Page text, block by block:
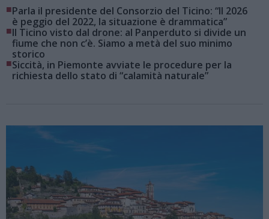
■Parla il presidente del Consorzio del Ticino: “Il 2026
è peggio del 2022, la situazione è drammatica”
■Il Ticino visto dal drone: al Panperduto si divide un
fiume che non c’è. Siamo a metà del suo minimo
storico
■Siccità, in Piemonte avviate le procedure per la
richiesta dello stato di “calamità naturale”